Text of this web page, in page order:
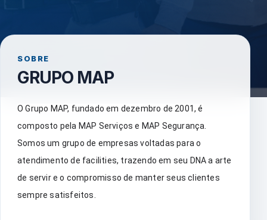
SOBRE
GRUPO MAP
O Grupo MAP, fundado em dezembro de 2001, é
composto pela MAP Serviços e MAP Segurança.
Somos um grupo de empresas voltadas para o
atendimento de facilities, trazendo em seu DNA a arte
de servir e o compromisso de manter seus clientes
sempre satisfeitos.